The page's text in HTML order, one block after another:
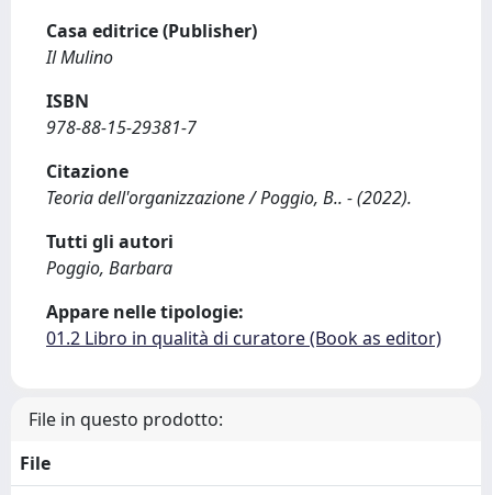
Casa editrice (Publisher)
Il Mulino
ISBN
978-88-15-29381-7
Citazione
Teoria dell'organizzazione / Poggio, B.. - (2022).
Tutti gli autori
Poggio, Barbara
Appare nelle tipologie:
01.2 Libro in qualità di curatore (Book as editor)
File in questo prodotto:
File